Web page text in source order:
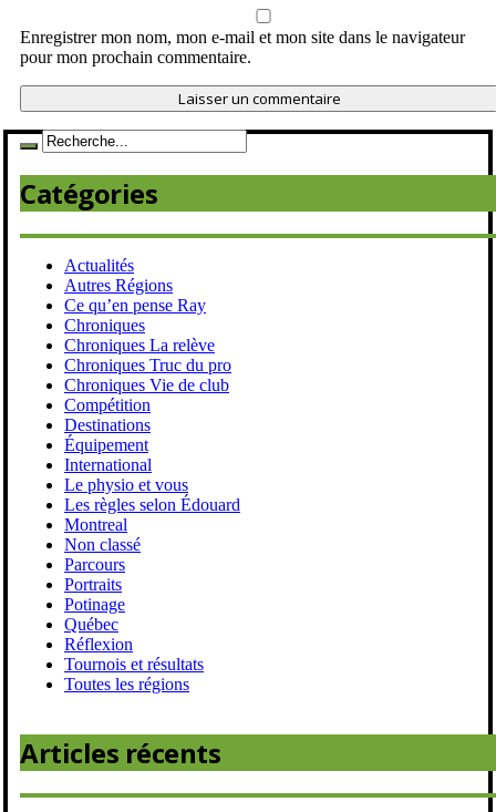
Enregistrer mon nom, mon e-mail et mon site dans le navigateur
pour mon prochain commentaire.
Catégories
Actualités
Autres Régions
Ce qu’en pense Ray
Chroniques
Chroniques La relève
Chroniques Truc du pro
Chroniques Vie de club
Compétition
Destinations
Équipement
International
Le physio et vous
Les règles selon Édouard
Montreal
Non classé
Parcours
Portraits
Potinage
Québec
Réflexion
Tournois et résultats
Toutes les régions
Articles récents